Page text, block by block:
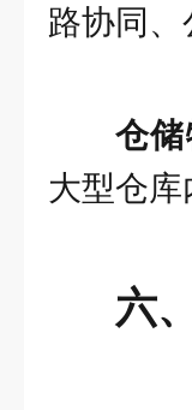
路协同
仓
大型仓
六